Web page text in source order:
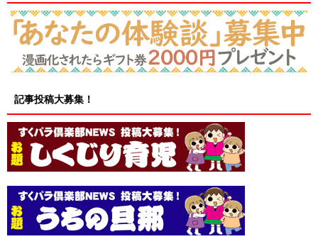
記事投稿大募集！